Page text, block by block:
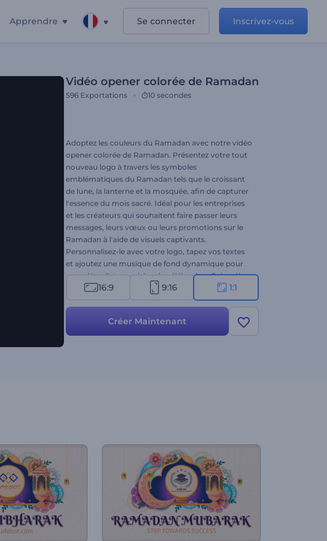
Apprendre Se connecter Inscrivez-vous
Vidéo opener colorée de Ramadan
596 Exportations 10 secondes
Adoptez les couleurs du Ramadan avec notre vidéo
opener colorée de Ramadan. Présentez votre tout
nouveau logo à travers les symboles
emblématiques du Ramadan tels que le croissant
de lune, la lanterne et la mosquée, afin de capturer
l'essence du mois sacré. Idéal pour les entreprises
et les créateurs qui souhaitent faire passer leurs
messages, leurs vœux ou leurs promotions sur le
Ramadan à l'aide de visuels captivants.
Personnalisez-le avec votre logo, tapez vos textes
et ajoutez une musique de fond dynamique pour
compléter l'atmosphère de célébration. Créez dès
maintenant et propagez l'esprit du Ramadan !
16:9 9:16 1:1
Créer Maintenant